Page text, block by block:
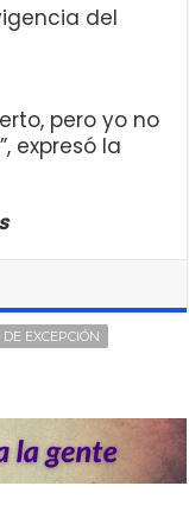
del
pero yo no
expresó la
EXCEPCIÓN